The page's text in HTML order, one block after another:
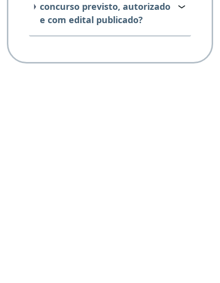
concurso previsto, autorizado
e com edital publicado?